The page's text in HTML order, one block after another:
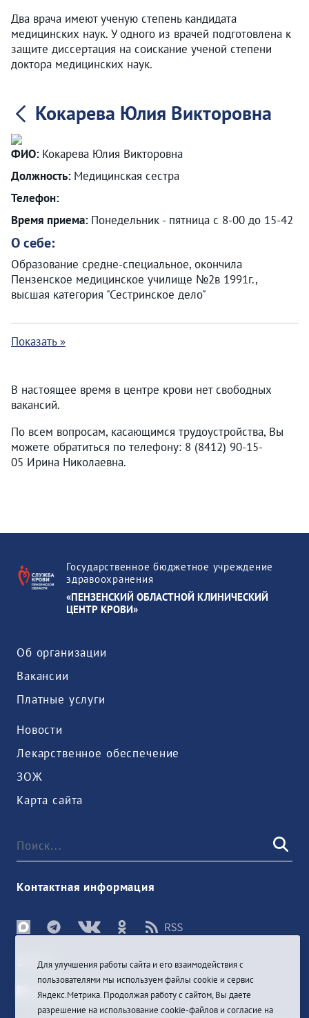
Два врача имеют ученую степень кандидата
медицинских наук. У одного из врачей подготовлена к
защите диссертация на соискание ученой степени
доктора медицинских наук.
Кокарева Юлия Викторовна
ФИО: Кокарева Юлия Викторовна
Должность: Медицинская сестра
Телефон:
Время приема: Понедельник - пятница с 8-00 до 15-42
О себе:
Образование средне-специальное, окончила
Пензенское медицинское училище №2в 1991г.,
высшая категория "Сестринское дело"
Показать »
В настоящее время в центре крови нет свободных
вакансий.
По всем вопросам, касающимся трудоустройства, Вы
можете обратиться по телефону: 8 (8412) 90-15-
05 Ирина Николаевна.
Государственное бюджетное учреждение
здравоохранения
«ПЕНЗЕНСКИЙ ОБЛАСТНОЙ КЛИНИЧЕСКИЙ
ЦЕНТР КРОВИ»
Об организации
Вакансии
Платные услуги
Новости
Лекарственное обеспечение
ЗОЖ
Карта сайта
Контактная информация
ВойтиДля улучшения работы сайта и его взаимодействия с
пользователями мы используем файлы cookie и сервис
Яндекс.Метрика. Продолжая работу с сайтом, Вы даете
разрешение на использование cookie-файлов и согласие на